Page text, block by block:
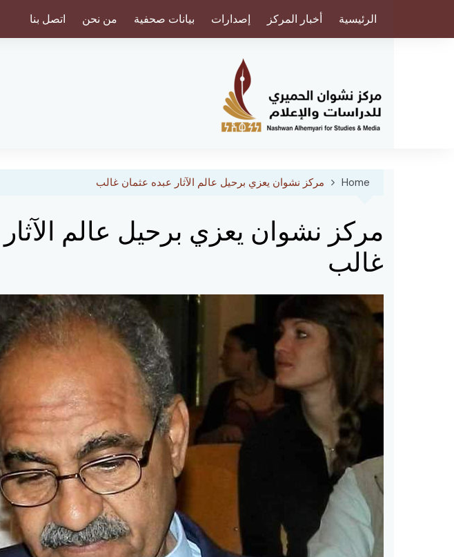
content
الرئيسية أخبار المركز إصدارات بيانات صحفية من نحن اتصل بنا
Home مركز نشوان يعزي برحيل عالم الآثار عبده عثمان غالب
مركز نشوان يعزي برحيل عالم
غالب